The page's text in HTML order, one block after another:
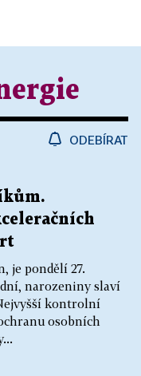
ODEBÍRAT
je pondělí 27.
dní, narozeniny slaví
kontrolní
osobních